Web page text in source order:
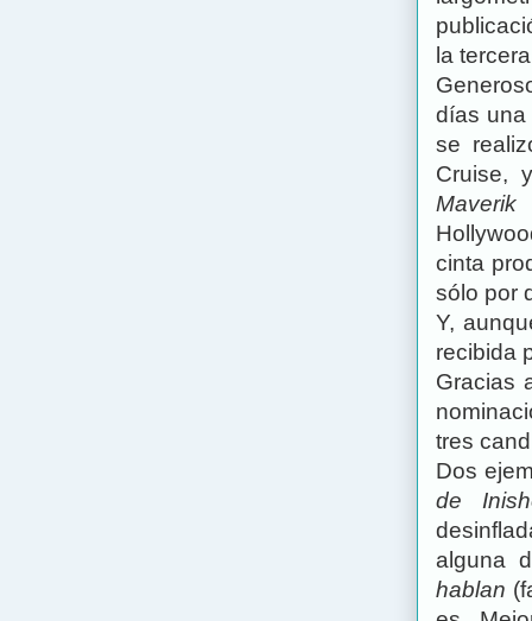
la
días una
se
Cruise,
Maverik
cinta
sólo por
Y,
recibida
Gracias
tres
Dos
de
alguna
hablan